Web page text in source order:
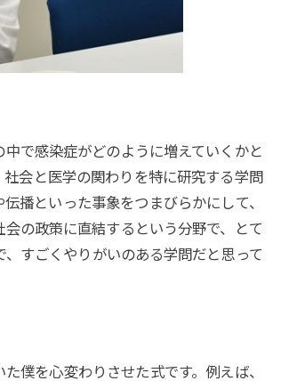
で感染症がどのように増えていくかと
会と医学の関わりを特に研究する学問
播といった事象をつまびらかにして、
の政策に直結するという分野で、とて
すごくやりがいのある学問だと思って
僕を心変わりさせた式です。例えば、